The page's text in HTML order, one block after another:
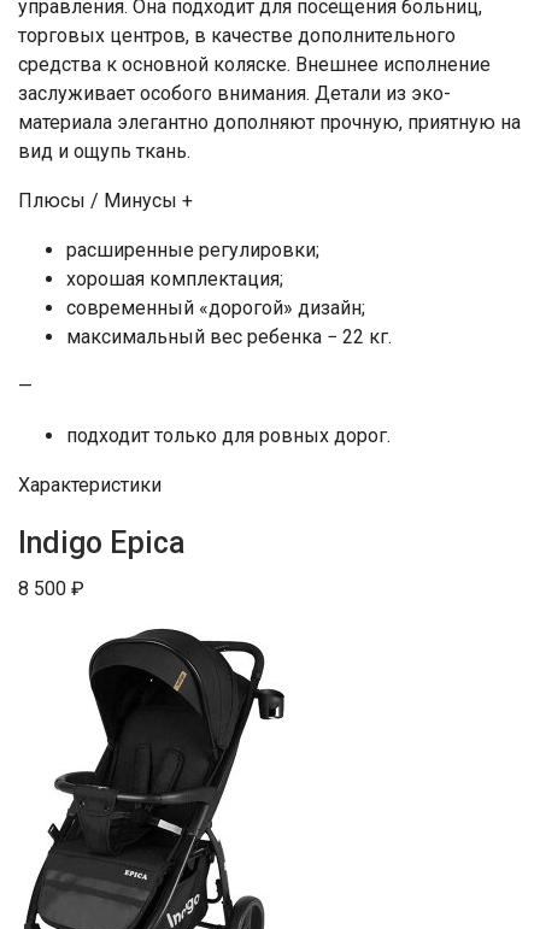
управления. Она подходит для посещения больниц,
торговых центров, в качестве дополнительного
средства к основной коляске. Внешнее исполнение
заслуживает особого внимания. Детали из эко-
материала элегантно дополняют прочную, приятную на
вид и ощупь ткань.
Плюсы / Минусы +
расширенные регулировки;
хорошая комплектация;
современный «дорогой» дизайн;
максимальный вес ребенка − 22 кг.
—
подходит только для ровных дорог.
Характеристики
Indigo Epica
8 500 ₽